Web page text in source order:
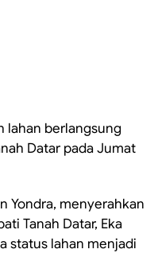
lahan berlangsung
Datar pada Jumat
Yondra, menyerahkan
Tanah Datar, Eka
status lahan menjadi